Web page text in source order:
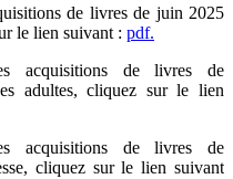
de livres de juin 2025
le lien suivant : pdf.
acquisitions de livres de
adultes, cliquez sur le lien
acquisitions de livres de
cliquez sur le lien suivant